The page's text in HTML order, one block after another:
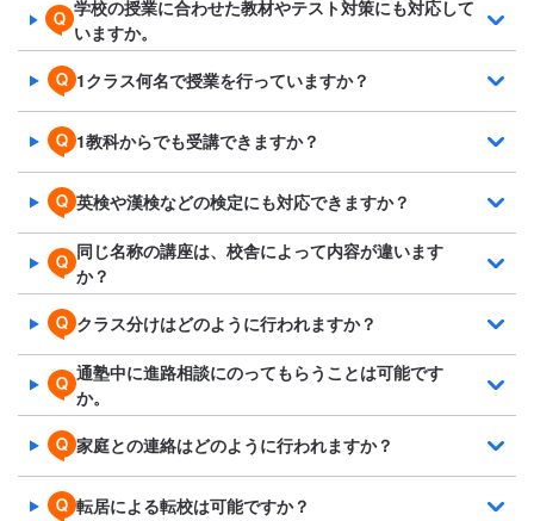
学校の授業に合わせた教材やテスト対策にも対応して
いますか。
1クラス何名で授業を行っていますか？
1教科からでも受講できますか？
英検や漢検などの検定にも対応できますか？
同じ名称の講座は、校舎によって内容が違います
か？
クラス分けはどのように行われますか？
通塾中に進路相談にのってもらうことは可能です
か。
家庭との連絡はどのように行われますか？
転居による転校は可能ですか？